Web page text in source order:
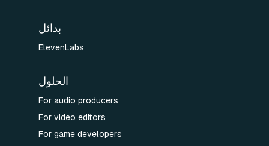
بدائل
ElevenLabs
الحلول
For audio producers
For video editors
For game developers